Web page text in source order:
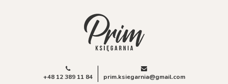
+48 12 389 11 84 prim.ksiegarnia@gmail.com